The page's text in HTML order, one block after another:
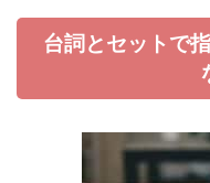
台詞とセットで